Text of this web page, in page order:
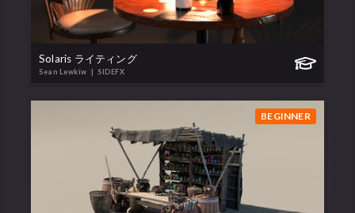
Solaris ライティング
Sean Lewkiw | SIDEFX
BEGINNER